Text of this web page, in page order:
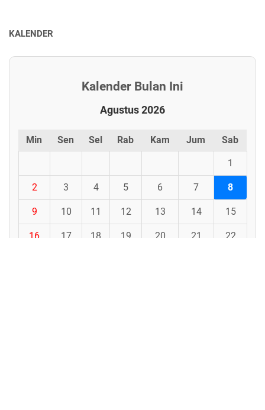
KALENDER
Kalender Bulan Ini
Agustus 2026
Min Sen Sel Rab Kam Jum Sab
1
2 3 4 5 6 7 8
9 10 11 12 13 14 15
16 17 18 19 20 21 22